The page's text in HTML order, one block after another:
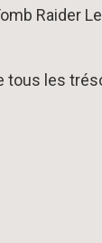
Raider
les